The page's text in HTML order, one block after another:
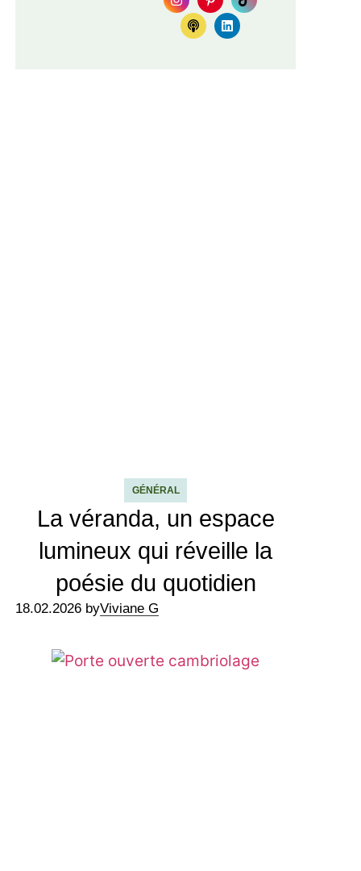
GÉNÉRAL
La véranda, un espace
lumineux qui réveille la
poésie du quotidien
18.02.2026 byViviane G